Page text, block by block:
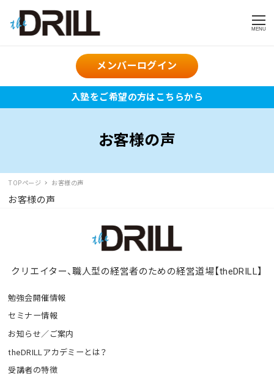
MENU
メンバーログイン
入塾をご希望の方はこちらから
お客様の声
TOPページ お客様の声
お客様の声
クリエイター、職人型の経営者のための経営道場【theDRILL】
勉強会開催情報
セミナー情報
お知らせ／ご案内
theDRILLアカデミーとは？
受講者の特徴